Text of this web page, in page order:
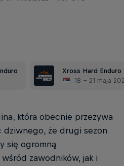
Xross Hard Enduro
18 – 21 maja
która obecnie przeżywa
dziwnego, że drugi sezon
się ogromną
zawodników, jak i